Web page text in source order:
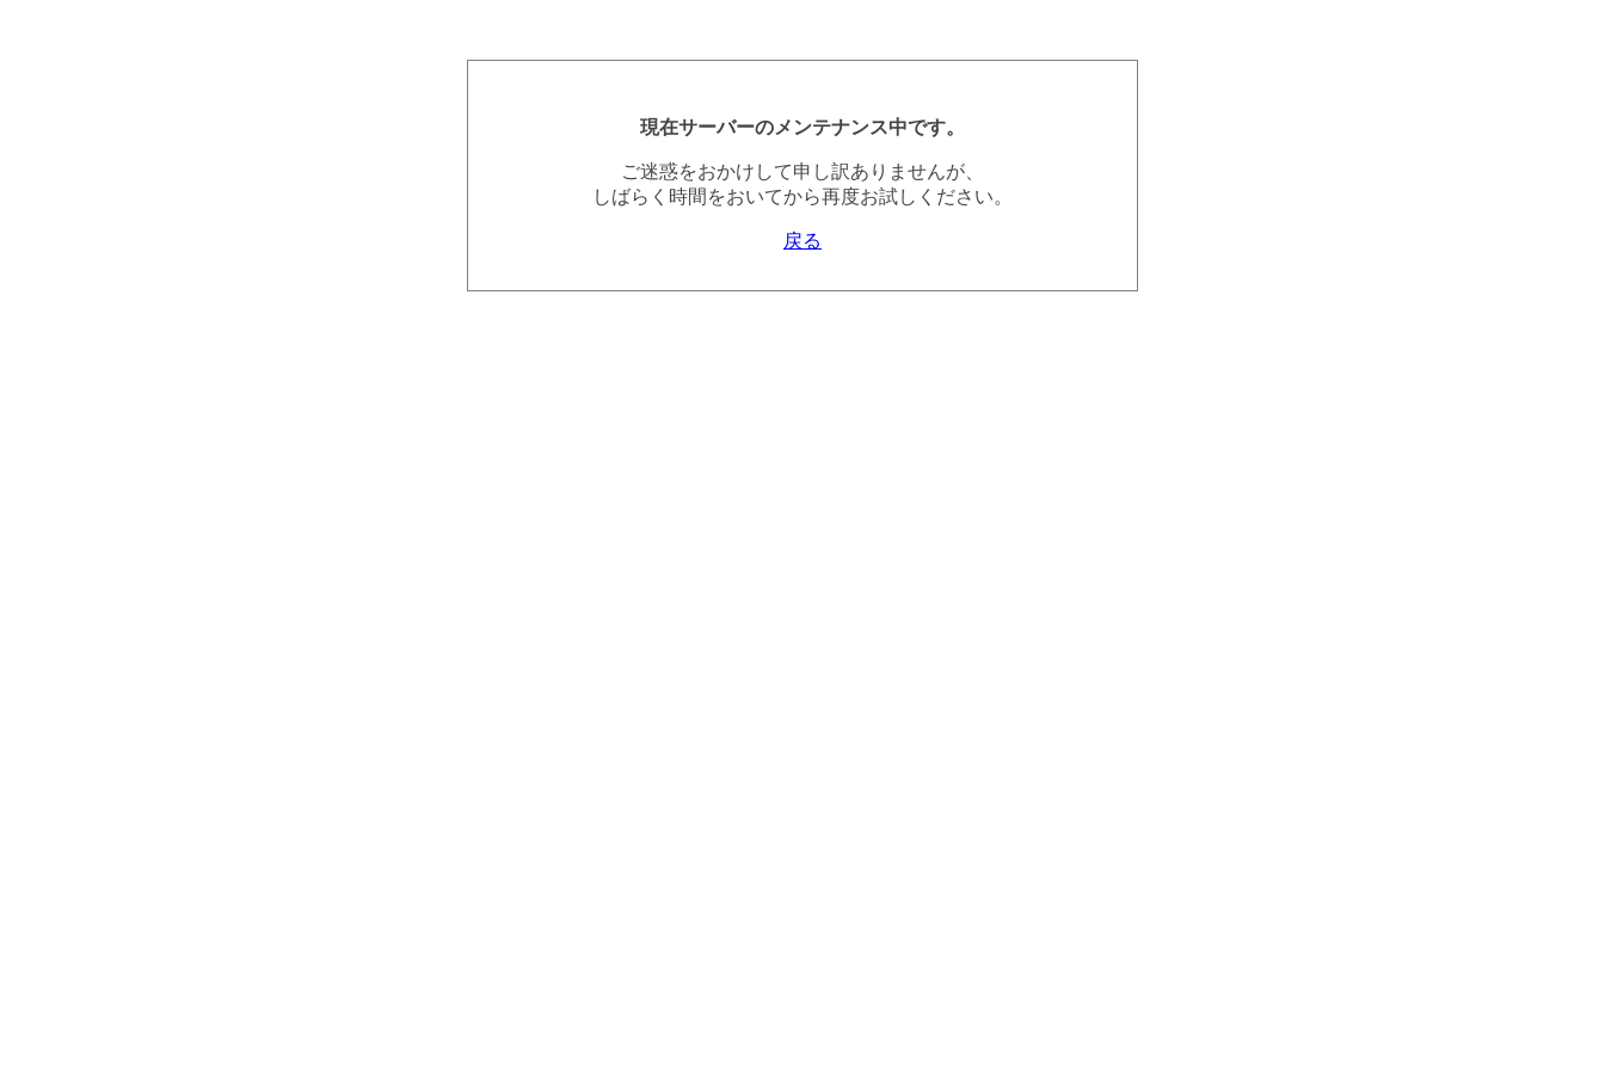
現在サーバーのメンテナンス中です。
ご迷惑をおかけして申し訳ありませんが、
しばらく時間をおいてから再度お試しください。
戻る